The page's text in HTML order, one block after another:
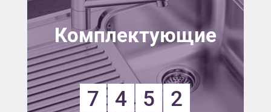
Комплектующие
7 4 5 2